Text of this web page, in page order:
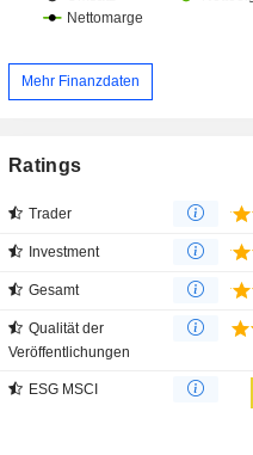
Mehr Finanzdaten
Ratings
Trader
Investment
Gesamt
Qualität der
Veröffentlichungen
ESG MSCI